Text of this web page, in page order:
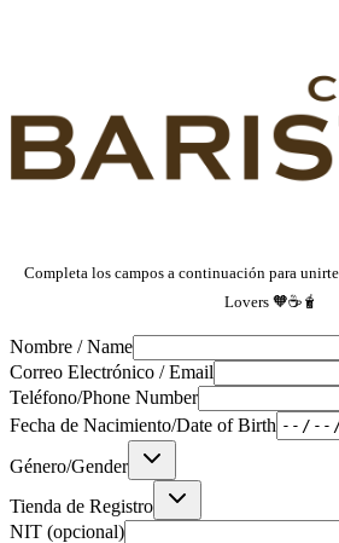
Completa los campos a continuación para
Lovers 🧡☕️🧋
Nombre / Name
Correo Electrónico / Email
Teléfono/Phone Number
Fecha de Nacimiento/Date of Birth
Género/Gender
Tienda de Registro
NIT (opcional)